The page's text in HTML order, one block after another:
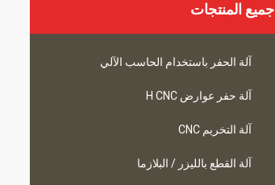
جميع المنتجات
آلة الحفر باستخدام الحاسب الآلي
آلة حفر عوارض H CNC
آلة التخريم CNC
آلة القطع بالليزر / البلازما